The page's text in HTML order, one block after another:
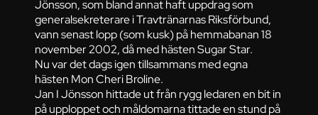
Jönsson, som bland annat haft uppdrag som
generalsekreterare i Travtränarnas Riksförbund,
vann senast lopp (som kusk) på hemmabanan 18
november 2002, då med hästen Sugar Star.
Nu var det dags igen tillsammans med egna
hästen Mon Cheri Broline.
Jan I Jönsson hittade ut från rygg ledaren en bit in
på upploppet och måldomarna tittade en stund på